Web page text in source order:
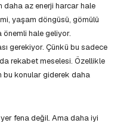
daha az enerji harcar hale
yaşam döngüsü, gömülü
hale geliyor.
gerekiyor. Çünkü bu sadece
rekabet meselesi. Özellikle
bu konular giderek daha
fena değil. Ama daha iyi